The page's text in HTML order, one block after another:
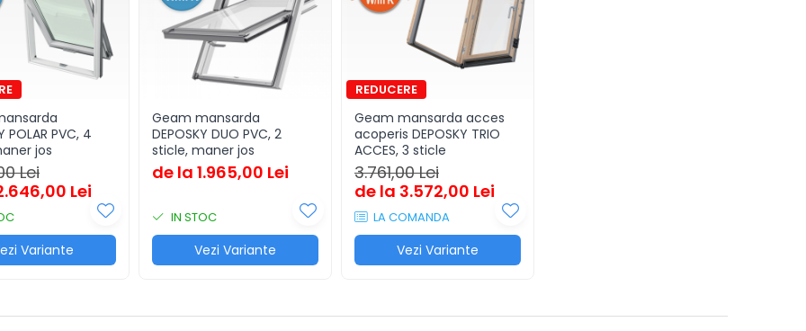
POLAR PVC, 4
jos
Lei
Lei
Variante
Geam mansarda
DEPOSKY DUO PVC, 2
sticle, maner jos
de la 1.965,00 Lei
IN STOC
Vezi Variante
Geam mansarda acces
acoperis DEPOSKY TRIO
ACCES, 3 sticle
3.761,00 Lei
de la 3.572,00 Lei
LA COMANDA
Vezi Variante